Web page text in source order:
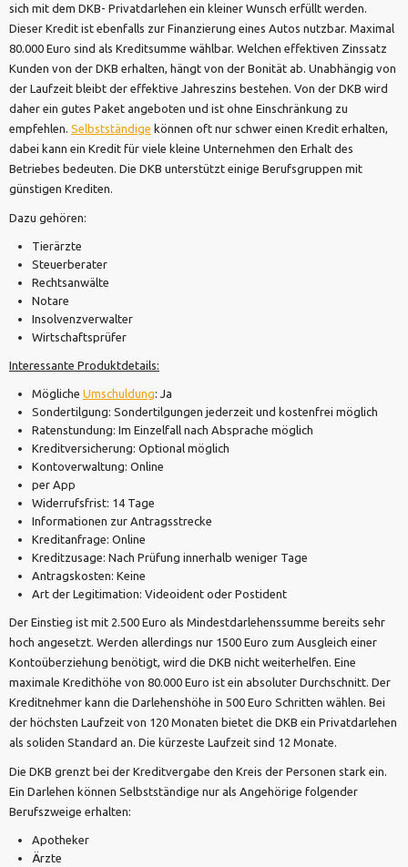
sich mit dem DKB- Privatdarlehen ein kleiner Wunsch erfüllt werden.
Dieser Kredit ist ebenfalls zur Finanzierung eines Autos nutzbar. Maximal
80.000 Euro sind als Kreditsumme wählbar. Welchen effektiven Zinssatz
Kunden von der DKB erhalten, hängt von der Bonität ab. Unabhängig von
der Laufzeit bleibt der effektive Jahreszins bestehen. Von der DKB wird
daher ein gutes Paket angeboten und ist ohne Einschränkung zu
empfehlen. Selbstständige können oft nur schwer einen Kredit erhalten,
dabei kann ein Kredit für viele kleine Unternehmen den Erhalt des
Betriebes bedeuten. Die DKB unterstützt einige Berufsgruppen mit
günstigen Krediten.
Dazu gehören:
Tierärzte
Steuerberater
Rechtsanwälte
Notare
Insolvenzverwalter
Wirtschaftsprüfer
Interessante Produktdetails:
Mögliche Umschuldung: Ja
Sondertilgung: Sondertilgungen jederzeit und kostenfrei möglich
Ratenstundung: Im Einzelfall nach Absprache möglich
Kreditversicherung: Optional möglich
Kontoverwaltung: Online
per App
Widerrufsfrist: 14 Tage
Informationen zur Antragsstrecke
Kreditanfrage: Online
Kreditzusage: Nach Prüfung innerhalb weniger Tage
Antragskosten: Keine
Art der Legitimation: Videoident oder Postident
Der Einstieg ist mit 2.500 Euro als Mindestdarlehenssumme bereits sehr
hoch angesetzt. Werden allerdings nur 1500 Euro zum Ausgleich einer
Kontoüberziehung benötigt, wird die DKB nicht weiterhelfen. Eine
maximale Kredithöhe von 80.000 Euro ist ein absoluter Durchschnitt. Der
Kreditnehmer kann die Darlehenshöhe in 500 Euro Schritten wählen. Bei
der höchsten Laufzeit von 120 Monaten bietet die DKB ein Privatdarlehen
als soliden Standard an. Die kürzeste Laufzeit sind 12 Monate.
Die DKB grenzt bei der Kreditvergabe den Kreis der Personen stark ein.
Ein Darlehen können Selbstständige nur als Angehörige folgender
Berufszweige erhalten:
Apotheker
Ärzte